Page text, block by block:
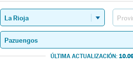
ÚLTIMA ACTUALIZACIÓN: